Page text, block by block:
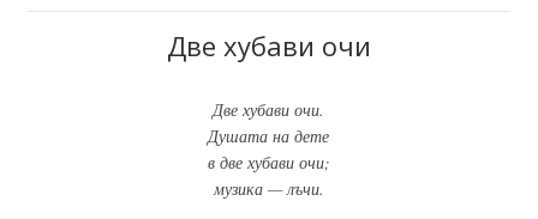
Две хубави очи
Две хубави очи.
Душата на дете
в две хубави очи;
музика — лъчи.